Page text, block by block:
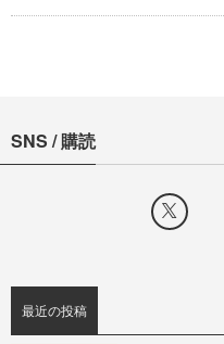
SNS / 購読
最近の投稿